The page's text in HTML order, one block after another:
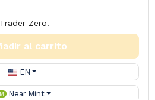
Zero.
al carrito
EN
Near Mint